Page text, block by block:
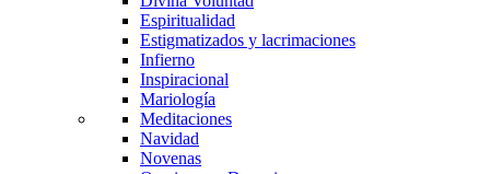
Espiritualidad
Estigmatizados y lacrimaciones
Infierno
Inspiracional
Mariología
Meditaciones
Navidad
Novenas